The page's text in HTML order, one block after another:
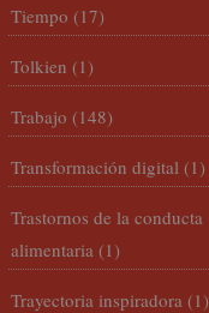
Tiempo (17)
Tolkien (1)
Trabajo (148)
Transformación digital (1)
Trastornos de la conducta
alimentaria (1)
Trayectoria inspiradora (1)